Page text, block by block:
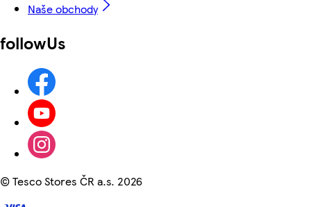
Naše obchody
followUs
©Tesco Stores ČR a.s. 2026